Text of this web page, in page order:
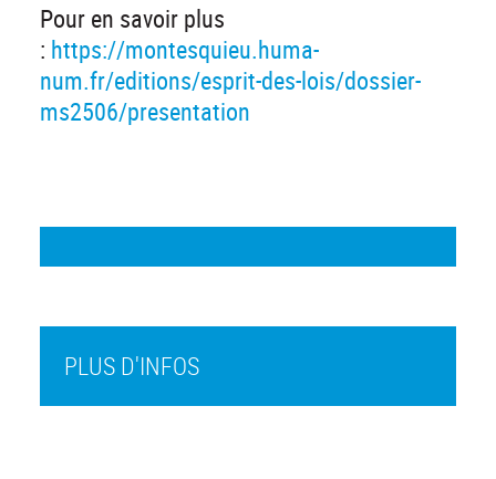
Pour en savoir plus
: https://montesquieu.huma-
num.fr/editions/esprit-des-lois/dossier-
ms2506/presentation
PLUS D'INFOS